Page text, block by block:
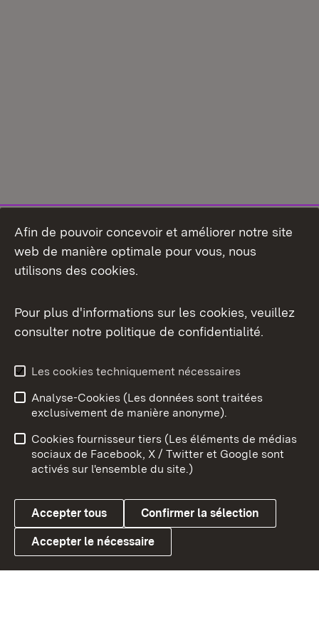
Aperçu des thèmes
Link zum Landesportal
Conseils d'utilisation
Confidentialité
Cookies
Afin de pouvoir concevoir et améliorer notre site
web de manière optimale pour vous, nous
utilisons des cookies.
Pour plus d'informations sur les cookies, veuillez
consulter notre politique de confidentialité.
Les cookies techniquement nécessaires
Analyse-Cookies (Les données sont traitées
exclusivement de manière anonyme).
Cookies fournisseur tiers (Les éléments de médias
sociaux de Facebook, X / Twitter et Google sont
activés sur l'ensemble du site.)
Accepter tous Confirmer la sélection
Accepter le nécessaire